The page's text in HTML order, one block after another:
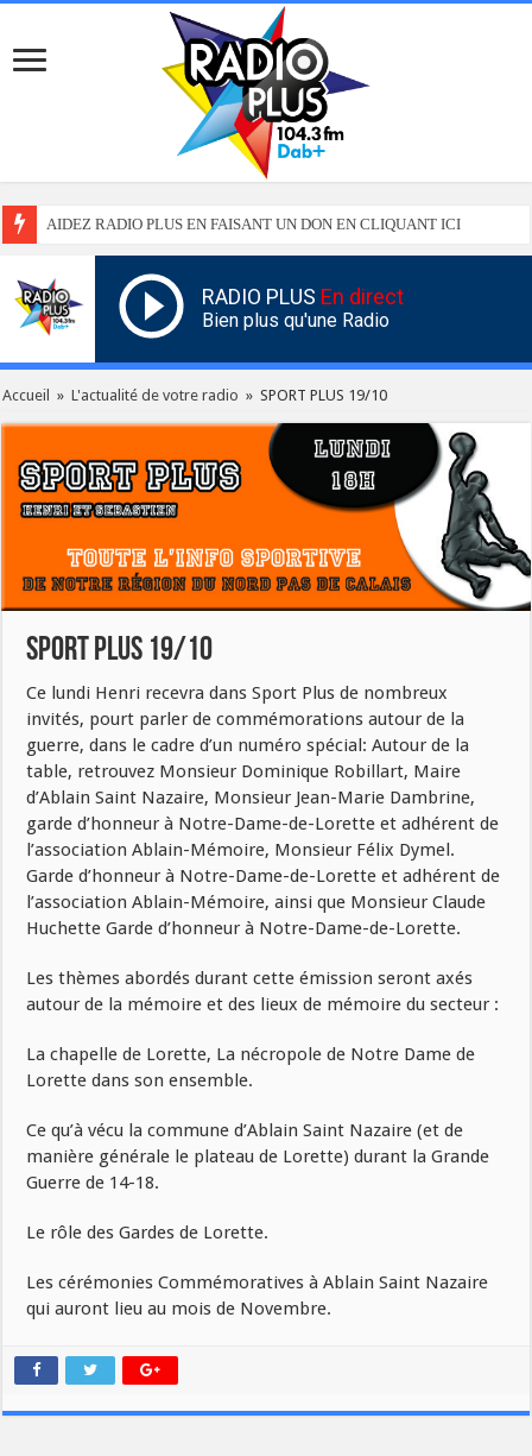
AIDEZ RADIO PLUS EN FAISANT UN DON EN CLIQUANT ICI
RADIO PLUS En direct
Bien plus qu'une Radio
Accueil » L'actualité de votre radio » SPORT PLUS 19/10
SPORT PLUS 19/10
Ce lundi Henri recevra dans Sport Plus de nombreux
invités, pourt parler de commémorations autour de la
guerre, dans le cadre d’un numéro spécial: Autour de la
table, retrouvez Monsieur Dominique Robillart, Maire
d’Ablain Saint Nazaire, Monsieur Jean-Marie Dambrine,
garde d’honneur à Notre-Dame-de-Lorette et adhérent de
l’association Ablain-Mémoire, Monsieur Félix Dymel.
Garde d’honneur à Notre-Dame-de-Lorette et adhérent de
l’association Ablain-Mémoire, ainsi que Monsieur Claude
Huchette Garde d’honneur à Notre-Dame-de-Lorette.
Les thèmes abordés durant cette émission seront axés
autour de la mémoire et des lieux de mémoire du secteur :
La chapelle de Lorette, La nécropole de Notre Dame de
Lorette dans son ensemble.
Ce qu’à vécu la commune d’Ablain Saint Nazaire (et de
manière générale le plateau de Lorette) durant la Grande
Guerre de 14-18.
Le rôle des Gardes de Lorette.
Les cérémonies Commémoratives à Ablain Saint Nazaire
qui auront lieu au mois de Novembre.